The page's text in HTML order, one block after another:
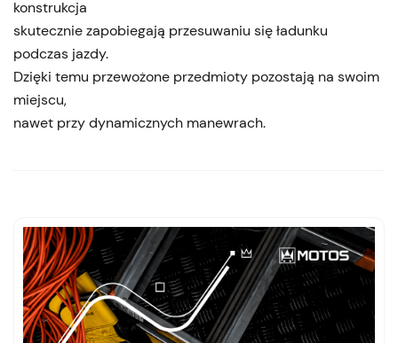
konstrukcja
skutecznie zapobiegają przesuwaniu się ładunku
podczas jazdy.
Dzięki temu przewożone przedmioty pozostają na swoim
miejscu,
nawet przy dynamicznych manewrach.